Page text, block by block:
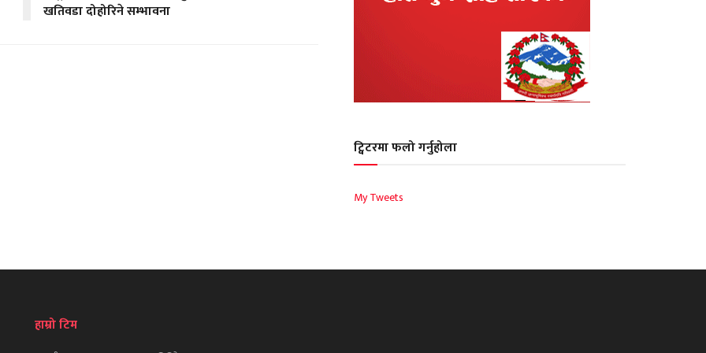
खतिवडा दोहोरिने सम्भावना
ट्विटरमा फलो गर्नुहोला
My Tweets
हाम्रो टिम